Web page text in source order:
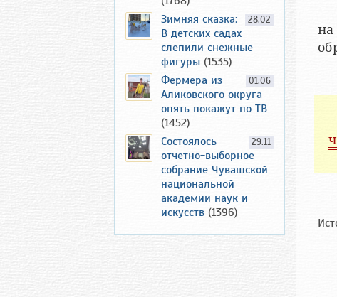
на
28.02
Зимняя сказка:
В детских садах
слепили снежные
фигуры (1535)
01.06
Фермера из
Аликовского округа
опять покажут по ТВ
(1452)
29.11
Состоялось
отчетно-выборное
собрание Чувашской
национальной
академии наук и
искусств (1396)